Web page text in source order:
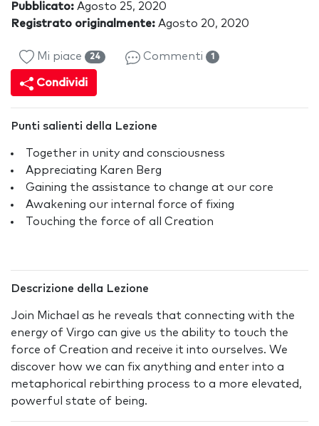
Pubblicato: Agosto 25, 2020
Registrato originalmente: Agosto 20, 2020
Mi piace 24 Commenti 1
Condividi
Punti salienti della Lezione
Together in unity and consciousness
Appreciating Karen Berg
Gaining the assistance to change at our core
Awakening our internal force of fixing
Touching the force of all Creation
Descrizione della Lezione
Join Michael as he reveals that connecting with the
energy of Virgo can give us the ability to touch the
force of Creation and receive it into ourselves. We
discover how we can fix anything and enter into a
metaphorical rebirthing process to a more elevated,
powerful state of being.